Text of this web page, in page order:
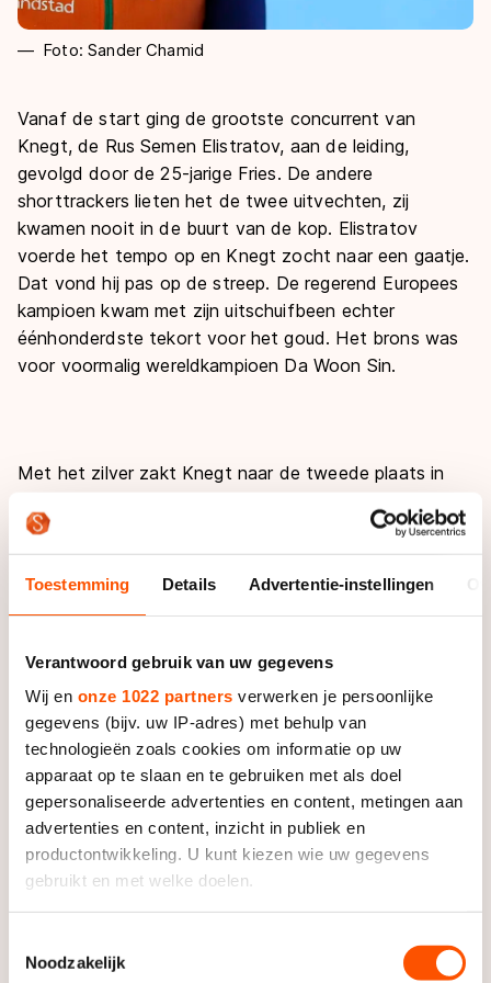
Toestemming Details Advertentie-instellingen
Verantwoord gebruik van uw gegevens
Wij en onze 1022 partners verwerken je persoonlijke
gegevens (bijv. uw IP-adres) met behulp van
technologieën zoals cookies om informatie op uw
apparaat op te slaan en te gebruiken met als doel
gepersonaliseerde advertenties en content, metingen aan
advertenties en content, inzicht in publiek en
productontwikkeling. U kunt kiezen wie uw gegevens
gebruikt en met welke doelen.
Informatie verzamelen over uw geografische locatie,
Noodzakelijk
Foto: Sander Chamid
Vanaf de start ging de grootste concurrent van
Knegt, de Rus Semen Elistratov, aan de leiding,
gevolgd door de 25-jarige Fries. De andere
shorttrackers lieten het de twee uitvechten, zij
kwamen nooit in de buurt van de kop. Elistratov
voerde het tempo op en Knegt zocht naar een gaatje.
Dat vond hij pas op de streep. De regerend Europees
kampioen kwam met zijn uitschuifbeen echter
éénhonderdste tekort voor het goud. Het brons was
voor voormalig wereldkampioen Da Woon Sin.
Met het zilver zakt Knegt naar de tweede plaats in
tweede zege ook de overwinning in het
eindklassement veilig. Hij deed dat met een minimale
voorsprong van 800 punten op Knegt. Het zilver voor
Knegt was zijn vijfde succes op rij op deze afstand.
Alleen zondag moet Knegt de finale op deze afstand
missen. Vrijdag liep hij in de voorronde tegen een
diskwalificatie aan.
Yara van Kerkhof kon op de kilometer lang mee. De
Nederlandse moest pas in het slot van haar race de
tweede positie afstaan aan de Chinese Jiaying Tao.
Ze eindigde als derde in de kwartfinale en daarmee als